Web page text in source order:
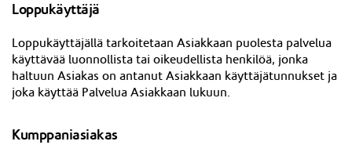
Loppukäyttäjä
Loppukäyttäjällä tarkoitetaan Asiakkaan puolesta palvelua
käyttävää luonnollista tai oikeudellista henkilöä, jonka
haltuun Asiakas on antanut Asiakkaan käyttäjätunnukset ja
joka käyttää Palvelua Asiakkaan lukuun.
Kumppaniasiakas